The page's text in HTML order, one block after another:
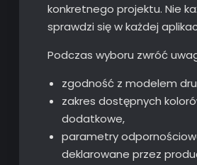
konkretnego projektu. Nie
sprawdzi się w każdej
Podczas wyboru zwróć
zgodność z modelem
zakres dostępnych
dodatkowe,
parametry
deklarowane przez